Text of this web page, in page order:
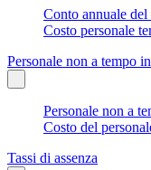
Conto annuale del
Costo personale
Personale non a tempo
Personale non a
Costo del
Tassi di assenza